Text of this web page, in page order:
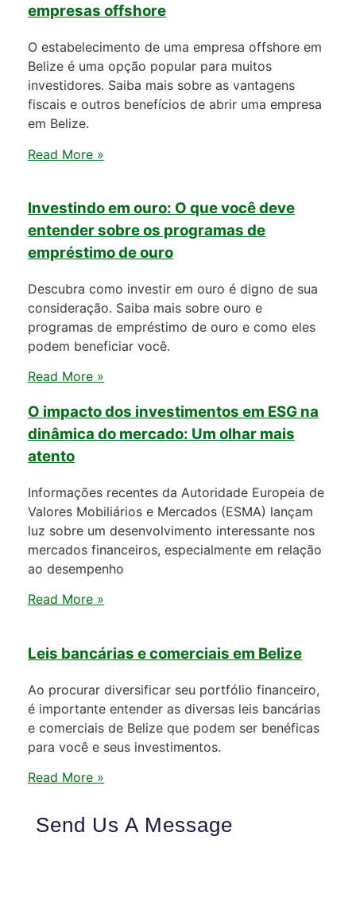
empresas offshore
O estabelecimento de uma empresa offshore em
Belize é uma opção popular para muitos
investidores. Saiba mais sobre as vantagens
fiscais e outros benefícios de abrir uma empresa
em Belize.
Read More »
Investindo em ouro: O que você deve
entender sobre os programas de
empréstimo de ouro
Descubra como investir em ouro é digno de sua
consideração. Saiba mais sobre ouro e
programas de empréstimo de ouro e como eles
podem beneficiar você.
Read More »
O impacto dos investimentos em ESG na
dinâmica do mercado: Um olhar mais
atento
Informações recentes da Autoridade Europeia de
Valores Mobiliários e Mercados (ESMA) lançam
luz sobre um desenvolvimento interessante nos
mercados financeiros, especialmente em relação
ao desempenho
Read More »
Leis bancárias e comerciais em Belize
Ao procurar diversificar seu portfólio financeiro,
é importante entender as diversas leis bancárias
e comerciais de Belize que podem ser benéficas
para você e seus investimentos.
Read More »
Send Us A Message